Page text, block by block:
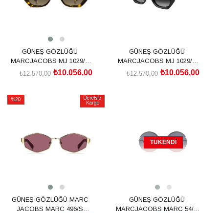
GÜNEŞ GÖZLÜĞÜ
MARCJACOBS MJ 1029/S
2040419N451HA₺10.056,00
₺12.570,00
GÜNEŞ GÖZLÜĞÜ
MARCJACOBS MJ 1029/S
2040417C5519O₺10.056,00
₺12.570,00
%20
Ücretsiz
Kargo
GÜNEŞ GÖZLÜĞÜ MARC
JACOBS MARC 496/S
TÜKENDI
GÜNEŞ GÖZLÜĞÜ
MARCJACOBS MARC 54/S